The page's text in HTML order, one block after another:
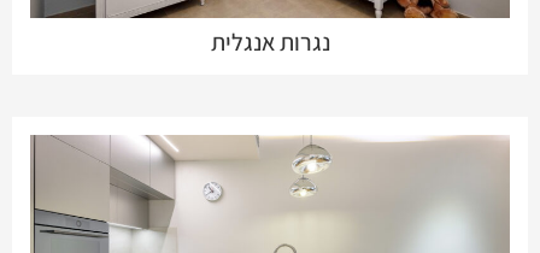
נגרות אנגלית